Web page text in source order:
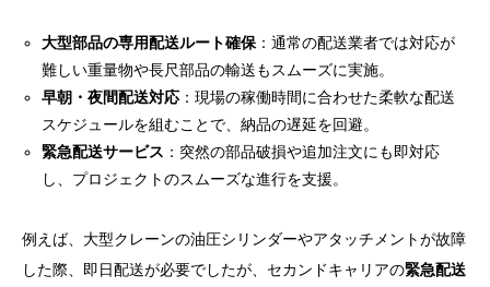
大型部品の専用配送ルート確保 ：通常の配送業者では対応が
難しい重量物や長尺部品の輸送もスムーズに実施。
早朝・夜間配送対応 ：現場の稼働時間に合わせた柔軟な配送
スケジュールを組むことで、納品の遅延を回避。
緊急配送サービス ：突然の部品破損や追加注文にも即対応
し、プロジェクトのスムーズな進行を支援。
例えば、大型クレーンの油圧シリンダーやアタッチメントが故障
した際、即日配送が必要でしたが、セカンドキャリアの緊急配送